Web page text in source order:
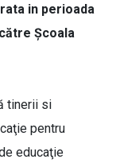
in perioada
Școala
tinerii si
pentru
educaţie